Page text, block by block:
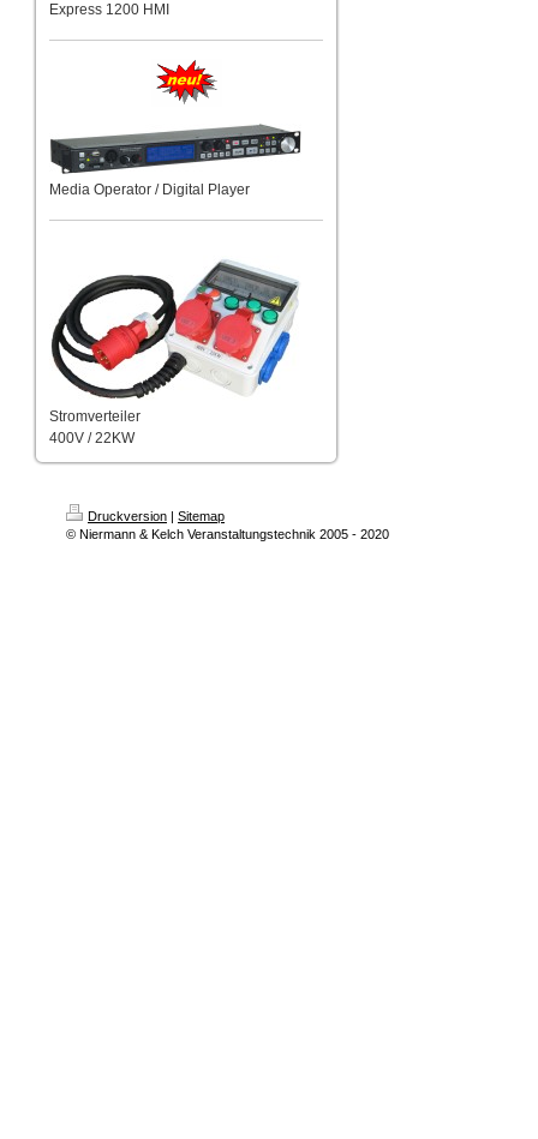
Express 1200 HMI
Media Operator / Digital Player
Stromverteiler
400V / 22KW
Druckversion | Sitemap
© Niermann & Kelch Veranstaltungstechnik 2005 - 2020